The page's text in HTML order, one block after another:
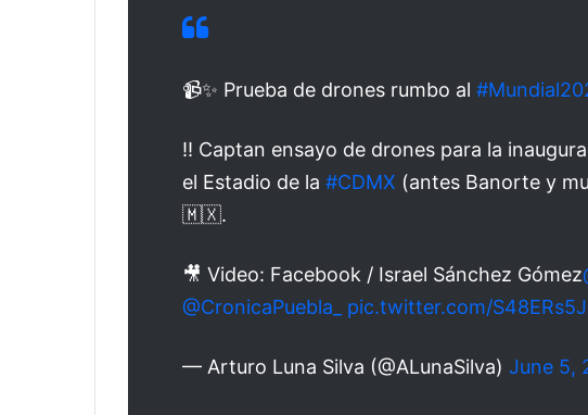
📹✨ Prueba de drones rumbo al
‼️ Captan ensayo de drones para la
el Estadio de la #CDMX (antes Banorte y
🇲🇽.
🎥 Video: Facebook / Israel Sánchez Gómez
@CronicaPuebla_
pic.twitter.com/
— Arturo Luna Silva (@ALunaSilva) June 5,